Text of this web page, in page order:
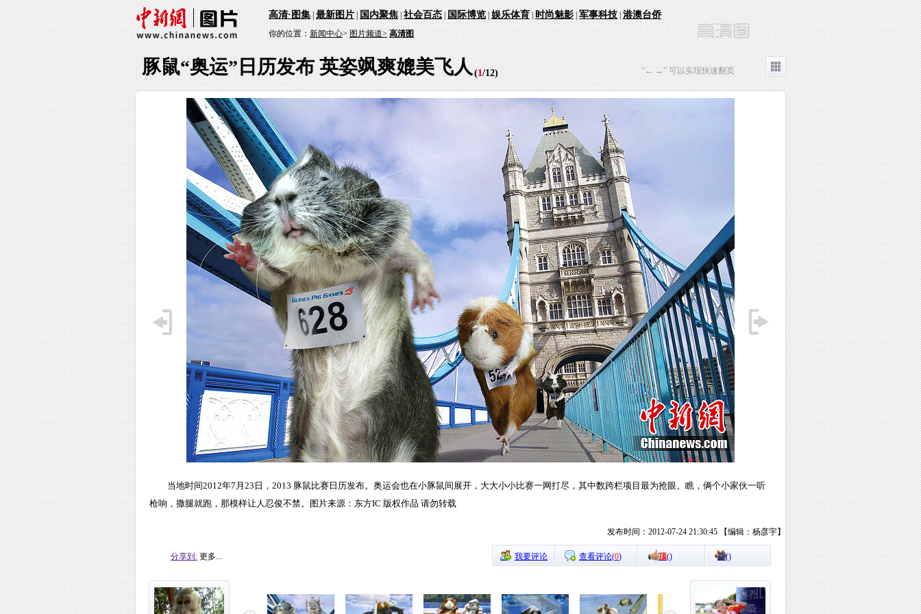
高清·图集|最新图片|国内聚焦|社会百态|国际博览|娱乐体育|时尚魅影|军事科技|港澳台侨
你的位置：新闻中心>图片频道> 高清图
豚鼠“奥运”日历发布 英姿飒爽媲美飞人(1/12) “← →” 可以实现快速翻页
当地时间2012年7月23日，2013 豚鼠比赛日历发布。奥运会也在小豚鼠间展开，大大小小比赛一网打尽，其中数跨栏项目最为抢眼。瞧，俩个小家伙一听
枪响，撒腿就跑，那模样让人忍俊不禁。图片来源：东方IC 版权作品 请勿转载
发布时间：2012-07-24 21:30:45 【编辑：杨彦宇】
分享到: 更多... 我要评论 查看评论(0) 顶() 踩()